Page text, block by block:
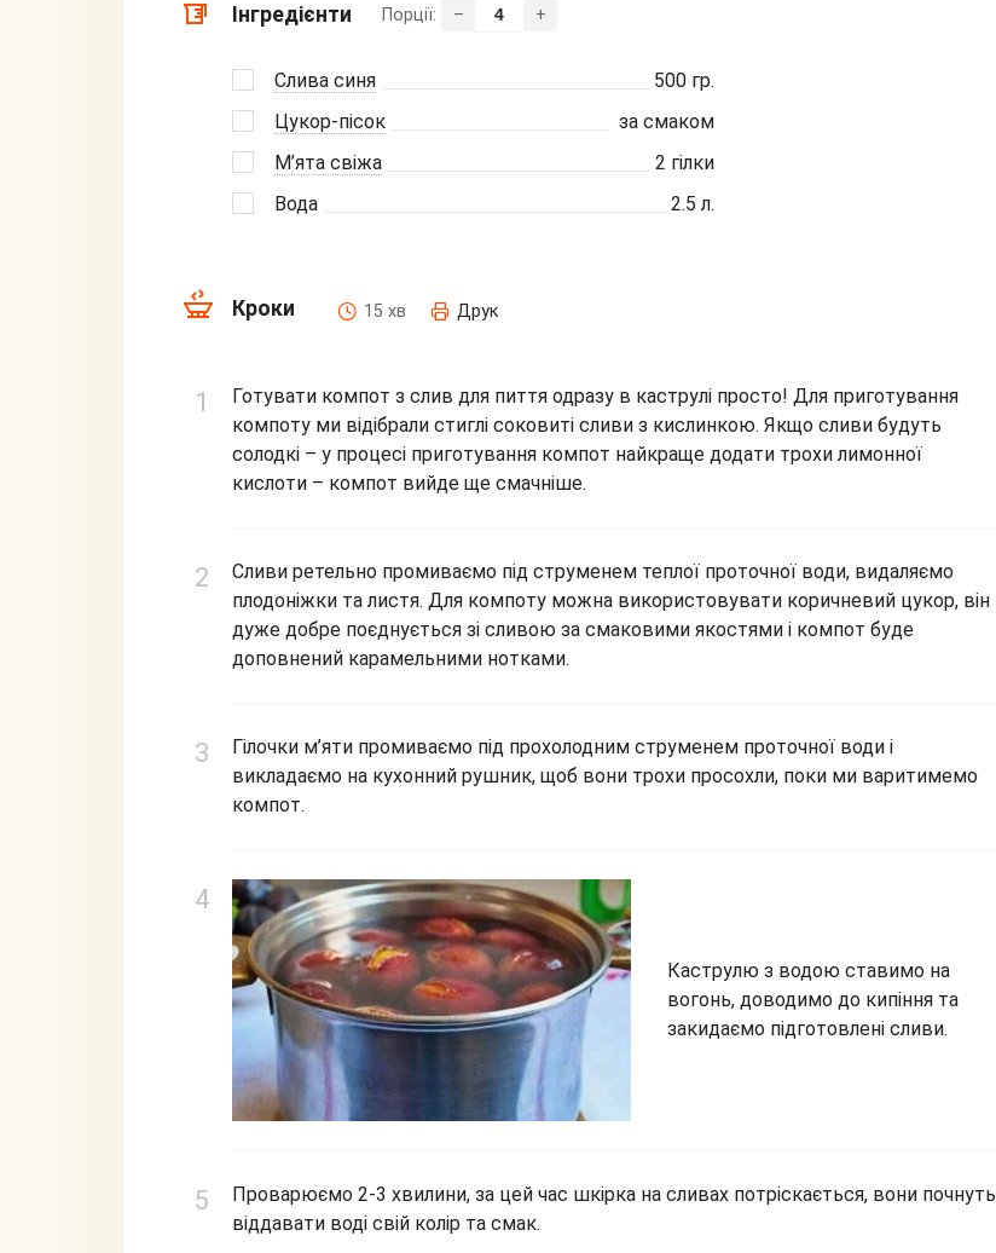
Інгредієнти Порції: – +
Слива синя 500 гр.
Цукор-пісок
за смаком
М’ята свіжа
2 гілки
Вода
2.5 л.
Кроки 15 хв Друк
Готувати компот з слив для пиття одразу в каструлі просто! Для приготування
компоту ми відібрали стиглі соковиті сливи з кислинкою. Якщо сливи будуть
солодкі – у процесі приготування компот найкраще додати трохи лимонної
кислоти – компот вийде ще смачніше.
Сливи ретельно промиваємо під струменем теплої проточної води, видаляємо
плодоніжки та листя. Для компоту можна використовувати коричневий цукор, він
дуже добре поєднується зі сливою за смаковими якостями і компот буде
доповнений карамельними нотками.
Гілочки м’яти промиваємо під прохолодним струменем проточної води і
викладаємо на кухонний рушник, щоб вони трохи просохли, поки ми варитимемо
компот.
Каструлю з водою ставимо на
вогонь, доводимо до кипіння та
закидаємо підготовлені сливи.
Проварюємо 2-3 хвилини, за цей час шкірка на сливах потріскається, вони почнуть
віддавати воді свій колір та смак.